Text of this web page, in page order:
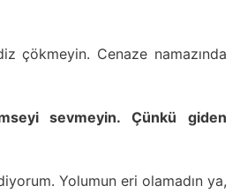
çökmeyin. Cenaze namazında
sevmeyin. Çünkü giden
Yolumun eri olamadın ya,